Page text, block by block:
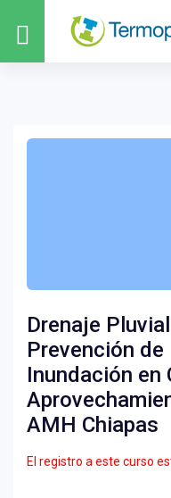
Drenaje
Prevención de
Inundación en
AMH Chiapas
El registro a este curso